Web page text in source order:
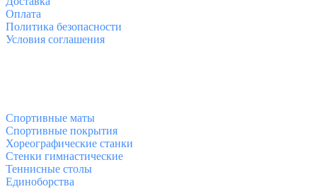
Оплата
Политика безопасности
Условия соглашения
Спортивные маты
Спортивные покрытия
Хореографические станки
Стенки гимнастические
Теннисные столы
Единоборства